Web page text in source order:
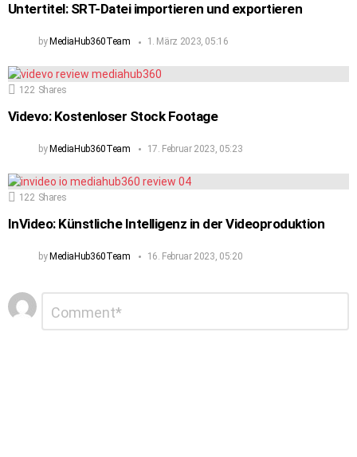
Untertitel: SRT-Datei importieren und exportieren
by MediaHub360Team 1. März 2023, 05:16
122 Shares
Videvo: Kostenloser Stock Footage
by MediaHub360Team 17. Februar 2023, 05:23
122 Shares
InVideo: Künstliche Intelligenz in der Videoproduktion
byMediaHub360Team 16. Februar 2023, 05:20
Schreibe
einen
Kommentar